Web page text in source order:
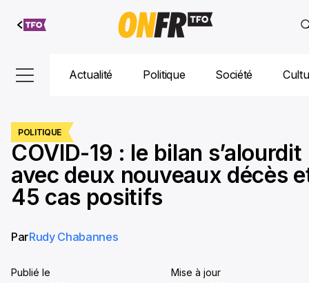
Aller au
contenu
Actualité Politique Société
POLITIQUE
COVID-19 : le bilan s’alourdit
avec deux nouveaux décès
45 cas positifs
ParRudy Chabannes
Publié le
Mise à jour